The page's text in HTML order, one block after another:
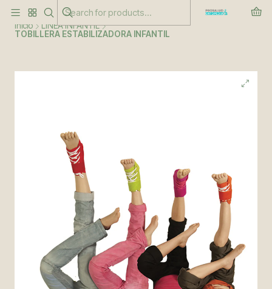
Inicio
LINEA INFANTIL
TOBILLERA ESTABILIZADORA INFANTIL